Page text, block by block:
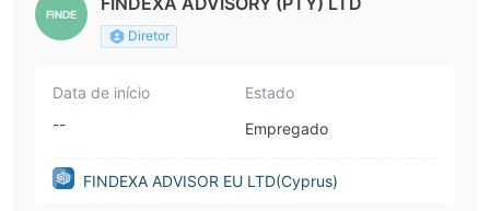
Diretor
Data de início
--
Estado
Empregado
FINDEXA ADVISOR EU LTD(Cyprus)